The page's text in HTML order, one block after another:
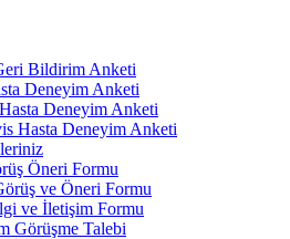
Bildirim Anketi
Deneyim Anketi
Deneyim Anketi
Hasta Deneyim Anketi
Öneri Formu
ve Öneri Formu
ve İletişim Formu
Görüşme Talebi